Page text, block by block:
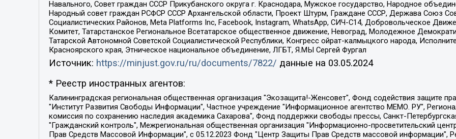
Навального, Совет граждан СССР Прикубанского округа г. Краснодара, Мужское государство, Народное
Народный совет граждан РСФСР СССР Архангельской области, Проект Штурм, Граждане СССР, Держава Союз
Социалистических Районов, Meta Platforms Inc, Facebook, Instagram, WhatsApp, СИЧ-С14, Добровольческое
Комитет, Татарстанское Региональное Всетатарское общественное движение, Невоград, Молодежное
Татарской Автономной Советской Социалистической Республики, Конгресс ойрат-калмыцкого народа,
Красноярского края, Этническое национальное объединение, ЛГБТ, Я.МЫ Сергей Фургал
Источник: https://minjust.gov.ru/ru/documents/7822/ данные на 03.05.2024
* Реестр иностранных агентов:
Калининградская региональная общественная организация "Экозащита!-Женсовет", Фонд содействия защите прав и свобод граждан "Общественный вердикт", Фонд "Институт Развития Свободы Информации", Частное учреждение "Информационное агентство МЕМО. РУ", Региональная общественная организация "Общественная комиссия по сохранению наследия академика Сахарова", Фонд поддержки свободы прессы, Санкт-Петербургская общественная правозащитная организация "Гражданский контроль", Межрегиональная общественная организация "Информационно-просветительский центр "Мемориал", Региональный Фонд "Центр Защиты Прав Средств Массовой Информации", с 05.12.2023 Фонд "Центр Защиты Прав Средств массовой информации", Региональная общественная благотворительная организация помощи беженцам и мигрантам "Гражданское содействие", Негосударственное образовательное учреждение дополнительного профессионального образования (повышение квалификации) специалистов "АКАДЕМИЯ ПО ПРАВАМ ЧЕЛОВЕКА", Свердловская региональная общественная организация "Сутяжник", Автономная некоммерческая организация "Центр независимых социологических исследований", Союз общественных объединений "Российский исследовательский центр по правам человека", Региональное общественное учреждение научно-информационный центр "МЕМОРИАЛ", Некоммерческая организация "Фонд защиты гласности", Автономная некоммерческая организация "Институт прав человека", Городская общественная организация "Екатеринбургское общество "МЕМОРИАЛ", Городская общественная организация "Рязанское историко-просветительское и правозащитное общество "Мемориал" (Рязанский Мемориал), Челябинский региональный орган общественной самодеятельности – женское общественное объединение "Женщины Евразии", Челябинский региональный орган общественной самодеятельности "Уральская правозащитная группа", Фонд содействия защите здоровья и социальной справедливости имени Андрея Рылькова, Автономная Некоммерческая Организация "Аналитический Центр Юрия Левады", Автономная некоммерческая организация социальной поддержки населения "Проект Апрель", Региональная общественная организация помощи женщинам и детям, находящимся в кризисной ситуации "Информационно-методический центр "Анна", Фонд содействия развитию массовых коммуникаций и правовому просвещению "Так-так-Так", Фонд содействия устойчивому развитию "Серебряная тайга", Свердловский региональный общественный фонд социальных проектов "Новое время", "Idel.Реалии", Кавказ.Реалии, Крым.Реалии, Телеканал Настоящее Время, Татаро-башкирская служба Радио Свобода (Azatliq Radiosi), Радио Свободная Европа/Радио Свобода (PCE/PC), "Сибирь.Реалии", "Фактограф", Благотворительный фонд помощи осужденным и их семьям, Автономная некоммерческая организация "Институт глобализации и социальных движений", Фонд "В защиту прав заключенных", Частное учреждение "Центр поддержки и содействия развитию средств массовой информации", Пензенский региональный общественный благотворительный фонд "Гражданский союз", "Север.Реалии", Некоммерческая организация Фонд "Правовая инициатива", Общество с ограниченной ответственностью "Радио Свободная Европа/Радио Свобода", Чешское информационное агентство "MEDIUM-ORIENT", Красноярская региональная общественная организация "Мы против СПИДа", Камалягин Денис Николаевич, Маркелов Сергей Евгеньевич, Пономарев Лев Александрович, Савицкая Людмила Алексеевна, Автономная некоммерческая организация "Центр по работе с проблемой насилия "НАСИЛИЮ.НЕТ", Межрегиональный профессиональный союз работников здравоохранения "Альянс врачей", Юридическое лицо, зарегистрированное в Латвийской Республике, SIA "Medusa Project" (регистрационный номер 40103797863, дата регистрации 10.06.2014), Некоммерческая организация "Фонд по борьбе с коррупцией", Автономная некоммерческая организация "Институт права и публичной политики", Баданин Роман Сергеевич, Гликин Максим Александрович, Железнова Мария Михайловна, Лукьянова Юлия Сергеевна, Маетная Елизавета Витальевна, Маняхин Петр Борисович, Чуракова Ольга Владимировна, Ярош Юлия Петровна, Юридическое лицо "The Insider SIA", зарегистрированное в Риге, Латвийская Республика (дата регистрации 26.06.2015), являющееся администратором доменного имени интернет-издания "The Insider SIA", https://theins.ru, Постернак Алексей Евгеньевич, Рубин Михаил Аркадьевич, Анин Роман Александрович, Юридическое лицо Istories fonds, зарегистрированное в Латвийской Республике (регистрационный номер 50008295751, дата регистрации 24.02.2020), Великовский Дмитрий Александрович, Долинина Ирина Николаевна, Мароховская Алеся Алексеевна, Шлейнов Роман Юрьевич, Шмагун Олеся Валентиновна, Общество с ограниченной ответственностью "Альтаир 2021", Общество с ограниченной ответственностью "Вега 2021", Общество с ограниченной ответственностью "Главный редактор 2021", Общество с ограниченной ответственностью "Ромашки монолит", Важенков Артем Валерьевич, Ивановская областная общественная организация "Центр гендерных исследований", Гурман Юрий Альбертович, Медиапроект "ОВД-Инфо", Егоров Владимир Владимирович, Жилинский Владимир Александрович, Общество с ограниченной ответственностью "ЗП", Иванова София Юрьевна, Карезина Инна Павловна, Кильтау Екатерина Викторовна, Петров Алексей Викторович, Пискунов Сергей Евгеньевич, Смирнов Сергей Сергеевич, Тихонов Михаил Сергеевич, Общество с ограниченной ответственностью "ЖУРНАЛИСТ-ИНОСТРАННЫЙ АГЕНТ", Арапова Галина Юрьевна, Вольтская Татьяна Анатольевна, Американская компания "Mason G.E.S. Anonymous Foundation" (США), являющаяся владельцем интернет-издания https://mnews.world/, Компания "Stichting Bellingcat", зарегистрированная в Нидерландах (дата регистрации 11.07.2018), Захаров Андрей Вячеславович, Клепиковская Екатерина Дмитриевна, Общество с ограниченной ответственностью "МЕМО", Перл Роман Александрович, Симонов Евгений Алексеевич, Соловьева Елена Анатольевна, Сотников Даниил Владимирович, Сурначева Елизавета Дмитриевна, Автономная некоммерческая организация по защите прав человека и информированию населения "Якутия – Наше Мнение", Общество с ограниченной ответственностью "Москоу диджитал медиа", с 26.01.2023 Общество с ограниченной ответственностью "Чайка Белые сады", Ветошкина Валерия Валерьевна, Заговора Максим Александрович, Межрегиональное общественное движение "Российская ЛГБТ - сеть", Оленичев Максим Владимирович, Павлов Иван Юрьевич, Скворцова Елена Сергеевна, Общество с ограниченной ответственностью "Как бы инагент", Кочетков Игорь Викторович, Общество с ограниченной ответственностью "Честные выборы", Еланчик Олег Александрович, Общество с ограниченной ответственностью "Нобелевский призыв", Гималова Регина Эмилевна, Григорьев Андрей Валерьевич, Григорьева Алина Александровна, Ассоциация по содействию защите прав призывников, альтернативнослужащих и военнослужащих "Правозащитная группа